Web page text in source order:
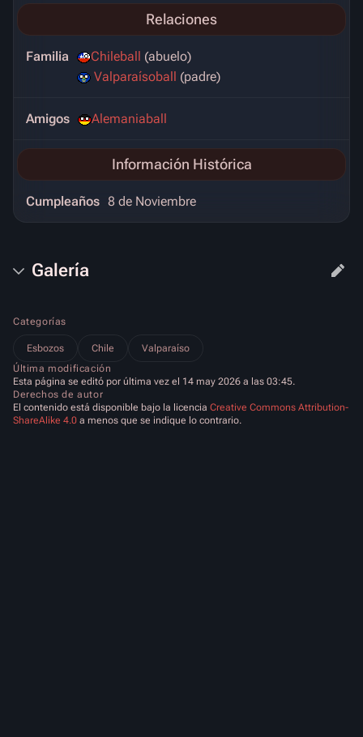
Relaciones
Familia Chileball
(abuelo)
Valparaísoball
(padre)
Amigos Alemaniaball
Información Histórica
Cumpleaños 8 de Noviembre
Galería
Categorías
Esbozos Chile
Valparaíso
Última modificación
Esta página se editó por última vez el 14 may 2026 a las 03:45.
Derechos de autor
El contenido está disponible bajo la licencia Creative Commons Attribution-
ShareAlike 4.0 a menos que se indique lo contrario.